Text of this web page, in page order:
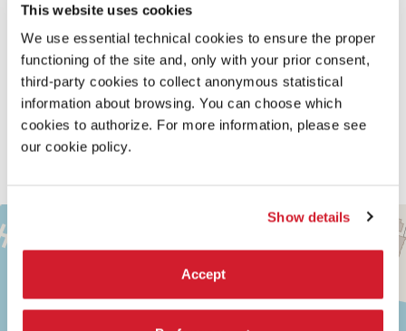
This website uses cookies
We use essential technical cookies to ensure the proper
functioning of the site and, only with your prior consent,
third-party cookies to collect anonymous statistical
information about browsing. You can choose which
cookies to authorize. For more information, please see
our cookie policy.
Show details
Accept
Capirlo a fondo, conoscerlo davvero è di pochi. È un mondo di
cultura orale, popolare, di strada, immenso, che arriva
diretto e forte ma che richiede una vita per coglierne appieno
le sfumature, rispettarlo e magari poi personalizzarlo,
valicando confini e stili, come è il caso di Israel Galván.
I generi e i ritmi – ipalos– flamenchi sono quasi infiniti.
Galván, figlio d’arte, è in grado di giocarci indossando gesti
maschili e anche femminili con naturalezza e libertà tutte
contemporanee, senza mai dimenticare la grandezza della
TEATRO
ALLE
TESE
CAMPO
−